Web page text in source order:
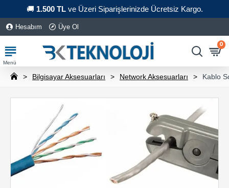
🚚 1.500 TLve Üzeri Siparişlerinizde Ücretsiz Kargo.
Hesabım Üye Ol
0
Bilgisayar Aksesuarları Network Aksesuarları Kablo